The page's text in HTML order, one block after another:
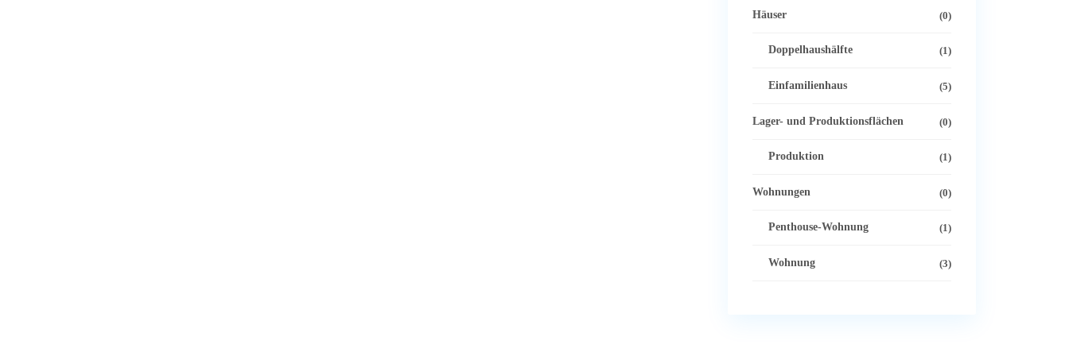
Häuser (0)
Doppelhaushälfte (1)
Einfamilienhaus (5)
Lager- und Produktionsflächen (0)
Produktion (1)
Wohnungen (0)
Penthouse-Wohnung (1)
Wohnung (3)